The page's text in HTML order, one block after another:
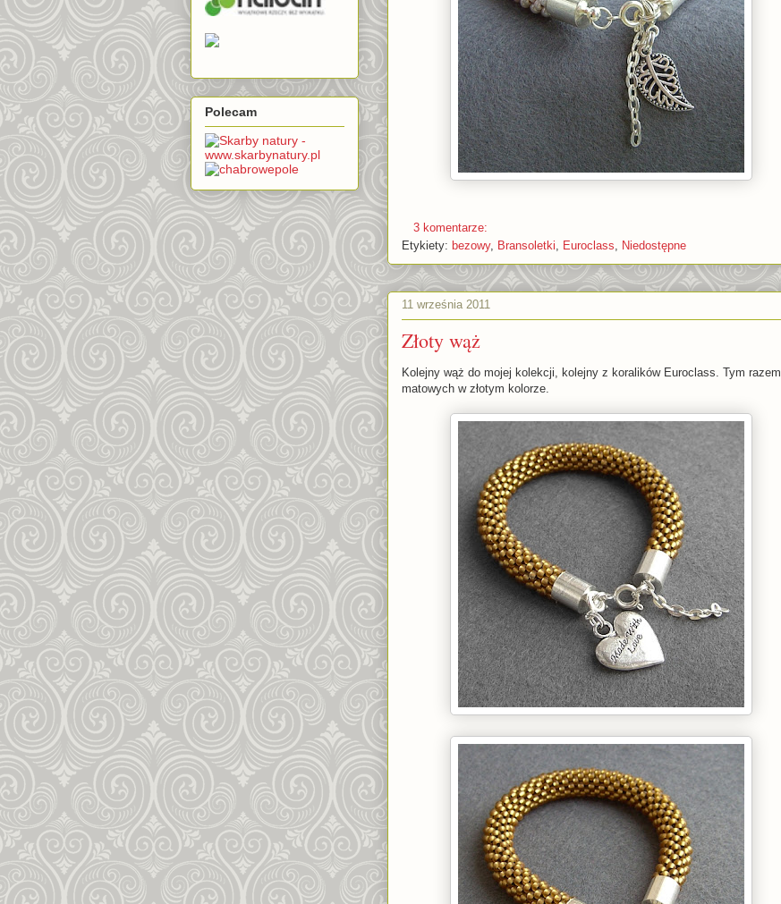
3 komentarze:
Etykiety: bezowy, Bransoletki Euroclass Niedostępne
11 września 2011
Złoty wąż
Kolejny wąż do mojej kolekcji, kolejny z koralików Euroclass. Tym razem
matowych w złotym kolorze.
Polecam